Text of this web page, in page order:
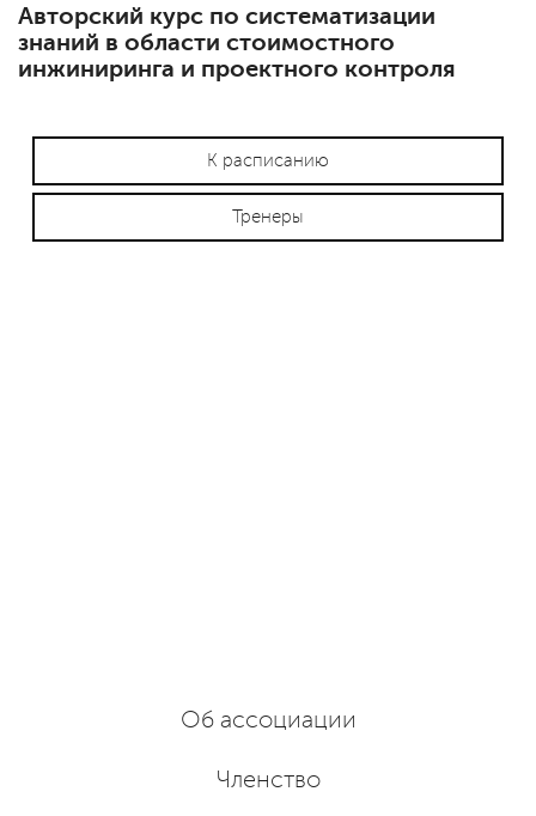
Авторский курс по систематизации
знаний в области стоимостного
инжиниринга и проектного контроля
К расписанию
Тренеры
Об ассоциации
Членство